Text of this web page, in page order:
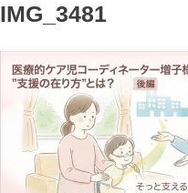
IMG_3481